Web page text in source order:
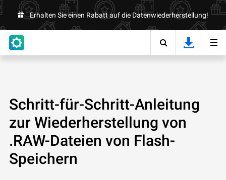
Erhalten Sie einen Rabatt auf die Datenwiederherstellung!
Schritt-für-Schritt-Anleitung
zur Wiederherstellung von
.RAW-Dateien von Flash-
Speichern